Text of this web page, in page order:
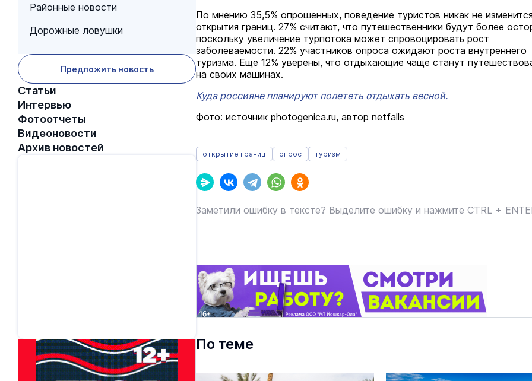
Районные новости
Дорожные ловушки
Предложить новость
Статьи
Интервью
Фотоотчеты
Видеоновости
Архив новостей
По мнению 35,5% опрошенных, поведение туристов никак не
открытия границ. 27% считают, что путешественники будут более
поскольку увеличение турпотока может спровоцировать рост
заболеваемости. 22% участников опроса ожидают роста внутреннего
туризма. Еще 12% уверены, что отдыхающие чаще станут
на своих машинах.
Куда россияне планируют полететь отдыхать весной.
Фото: источник photogenica.ru, автор netfalls
открытие границ опрос туризм
Заметили ошибку в тексте? Выделите ошибку и нажмите CTRL +
По теме